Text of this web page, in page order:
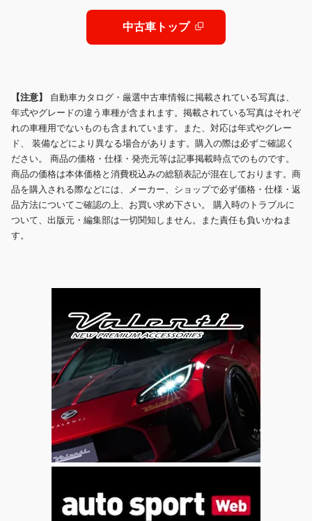
中古車トップ
【注意】 自動車カタログ・厳選中古車情報に掲載されている写真は、
年式やグレードの違う車種が含まれます。掲載されている写真はそれぞ
れの車種用でないものも含まれています。また、対応は年式やグレー
ド、 装備などにより異なる場合があります。購入の際は必ずご確認く
ださい。 商品の価格・仕様・発売元等は記事掲載時点でのものです。
商品の価格は本体価格と消費税込みの総額表記が混在しております。商
品を購入される際などには、メーカー、ショップで必ず価格・仕様・返
品方法についてご確認の上、お買い求め下さい。 購入時のトラブルに
ついて、出版元・編集部は一切関知しません。また責任も負いかねま
す。